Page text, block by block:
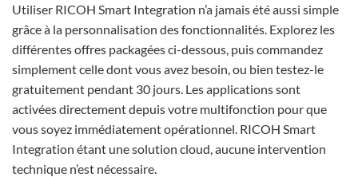
Utiliser RICOH Smart Integration n’a jamais été aussi simple
grâce à la personnalisation des fonctionnalités. Explorez les
différentes offres packagées ci-dessous, puis commandez
simplement celle dont vous avez besoin, ou bien testez-le
gratuitement pendant 30 jours. Les applications sont
activées directement depuis votre multifonction pour que
vous soyez immédiatement opérationnel. RICOH Smart
Integration étant une solution cloud, aucune intervention
technique n’est nécessaire.